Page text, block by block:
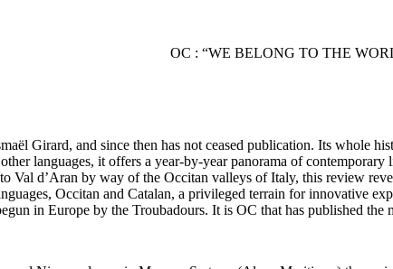
OC : “WE BELONG TO THE
Girard, and since then has not ceased publication. Its whole
languages, it offers a year-by-year panorama of
Val d’Aran by way of the Occitan valleys of Italy, this review
Occitan and Catalan, a privileged terrain for innovative
in Europe by the Troubadours. It is OC that has published